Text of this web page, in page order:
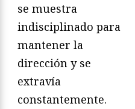
se muestra
indisciplinado para
mantener la
dirección y se
extravía
constantemente.